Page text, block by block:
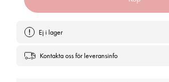
Ej i lager
Kontakta oss för leveransinfo